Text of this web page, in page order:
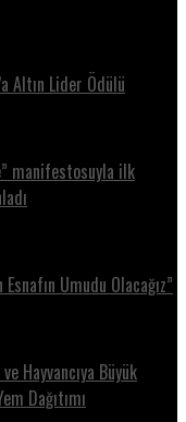
Altın Lider Ödülü
manifestosuyla ilk
Umudu Olacağız”
Hayvancıya Büyük
Dağıtımı